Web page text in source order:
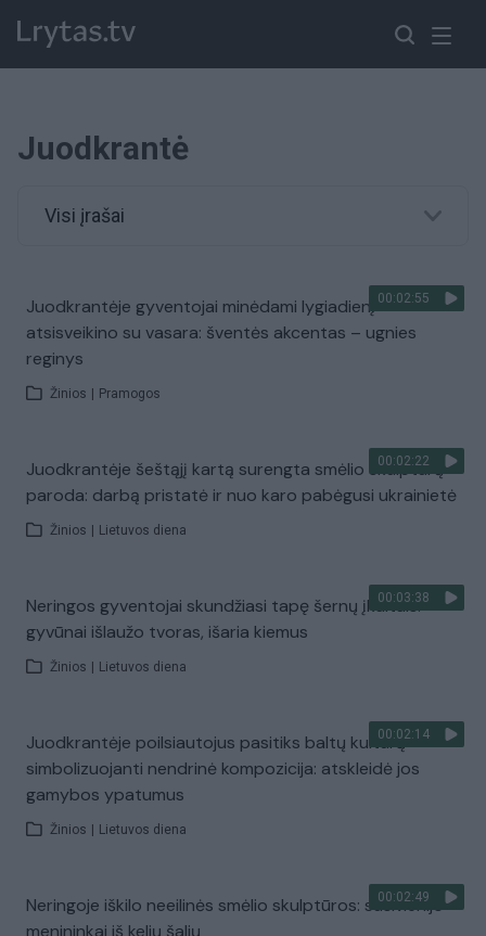
Juodkrantė
Visi įrašai
00:02:55
Juodkrantėje gyventojai minėdami lygiadienį
atsisveikino su vasara: šventės akcentas – ugnies
reginys
Žinios Pramogos
00:02:22
Juodkrantėje šeštąjį kartą surengta smėlio skulptūrų
paroda: darbą pristatė ir nuo karo pabėgusi ukrainietė
Žinios Lietuvos diena
00:03:38
Neringos gyventojai skundžiasi tapę šernų įkaitais:
gyvūnai išlaužo tvoras, išaria kiemus
Žinios Lietuvos diena
00:02:14
Juodkrantėje poilsiautojus pasitiks baltų kultūrą
simbolizuojanti nendrinė kompozicija: atskleidė jos
gamybos ypatumus
Žinios Lietuvos diena
00:02:49
Neringoje iškilo neeilinės smėlio skulptūros: susivienijo
menininkai iš kelių šalių